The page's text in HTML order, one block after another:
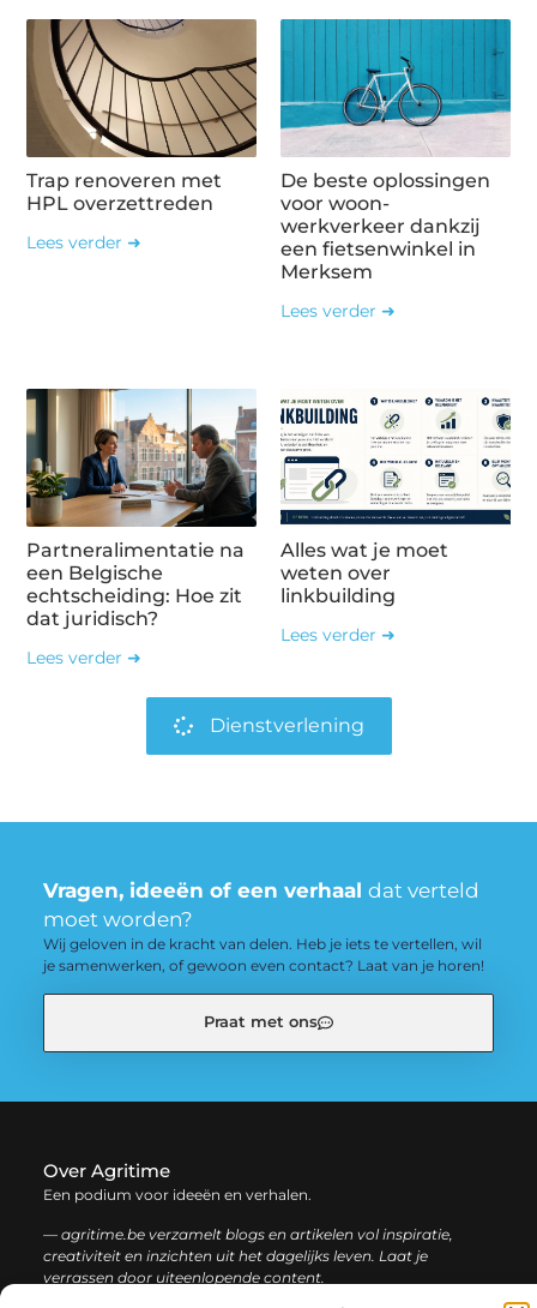
Trap renoveren met
HPL overzettreden
Lees verder ➜
De beste oplossingen
voor woon-
werkverkeer dankzij
een fietsenwinkel in
Merksem
Lees verder ➜
Partneralimentatie na
een Belgische
echtscheiding: Hoe zit
dat juridisch?
Lees verder ➜
Alles wat je moet
weten over
linkbuilding
Lees verder ➜
Dienstverlening
Vragen, ideeën of een verhaal dat verteld
moet worden?
Wij geloven in de kracht van delen. Heb je iets te vertellen, wil
je samenwerken, of gewoon even contact? Laat van je horen!
Praat met ons
Over Agritime
Een podium voor ideeën en verhalen.
— agritime.be verzamelt blogs en artikelen vol inspiratie,
creativiteit en inzichten uit het dagelijks leven. Laat je
verrassen door uiteenlopende content.